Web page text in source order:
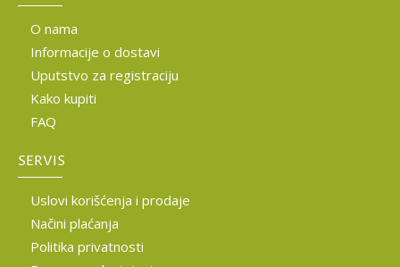
O nama
Informacije o dostavi
Uputstvo za registraciju
Kako kupiti
FAQ
SERVIS
Uslovi korišćenja i prodaje
Načini plaćanja
Politika privatnosti